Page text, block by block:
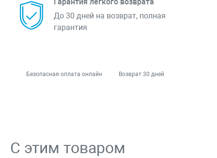
Гарантия легкого возврата
До 30 дней на возврат, полная
гарантия
Безопасная оплата онлайн Возврат 30 дней
С этим товаром